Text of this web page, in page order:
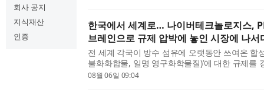
회사 공지
지식재산
인증
한국에서 세계로… 나이버테크놀로지스,
브레인으로 규제 압박에 놓인 시장에 나서
전 세계 각국이 방수 섬유에 오랫동안 쓰여온 합
불화화합물, 일명 영구화학물질)’에 대한 규제를
가운데 나이버테크놀로지스(Niber
08월 06일 09:04